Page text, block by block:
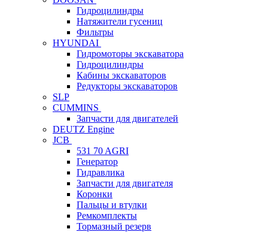
Гидроцилиндры
Натяжители гусениц
Фильтры
HYUNDAI
Гидромоторы экскаватора
Гидроцилиндры
Кабины экскаваторов
Редукторы экскаваторов
SLP
CUMMINS
Запчасти для двигателей
DEUTZ Engine
JCB
531 70 AGRI
Генератор
Гидравлика
Запчасти для двигателя
Коронки
Пальцы и втулки
Ремкомплекты
Тормазный резерв